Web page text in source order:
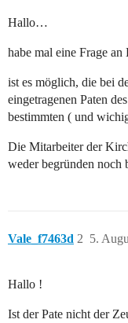
Hallo…
habe mal eine Frage an
ist es möglich, die bei
eingetragenen Paten
bestimmten ( und
Die Mitarbeiter der
weder begründen noch
Vale_f7463d 5.
2
Hallo !
Ist der Pate nicht der